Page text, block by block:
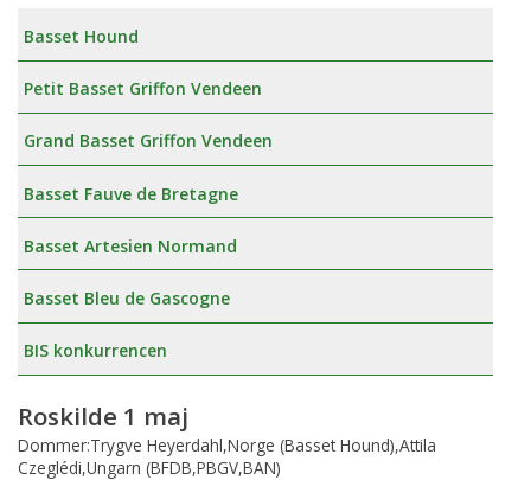
Basset Hound
Petit Basset Griffon Vendeen
Grand Basset Griffon Vendeen
Basset Fauve de Bretagne
Basset Artesien Normand
Basset Bleu de Gascogne
BIS konkurrencen
Roskilde 1 maj
Dommer:Trygve Heyerdahl,Norge (Basset Hound),Attila
Czeglédi,Ungarn (BFDB,PBGV,BAN)